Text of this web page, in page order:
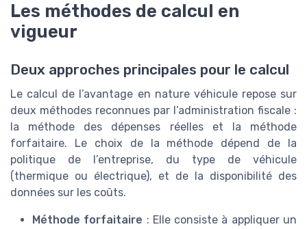
Les méthodes de calcul en
vigueur
Deux approches principales pour le calcul
Le calcul de l’avantage en nature véhicule repose sur
deux méthodes reconnues par l’administration fiscale :
la méthode des dépenses réelles et la méthode
forfaitaire. Le choix de la méthode dépend de la
politique de l’entreprise, du type de véhicule
(thermique ou électrique), et de la disponibilité des
données sur les coûts.
Méthode forfaitaire : Elle consiste à appliquer un